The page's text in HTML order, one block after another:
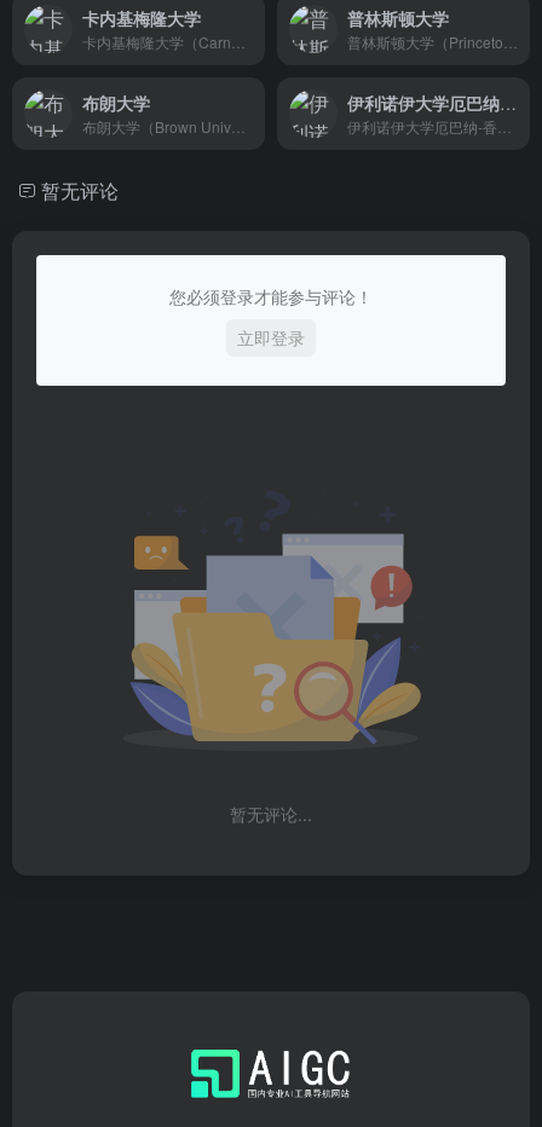
卡内基梅隆大学 普林斯顿大学
布朗大学 伊利诺伊大学厄巴纳-香槟分校
暂无评论
您必须登录才能参与评论！
立即登录
暂无评论...